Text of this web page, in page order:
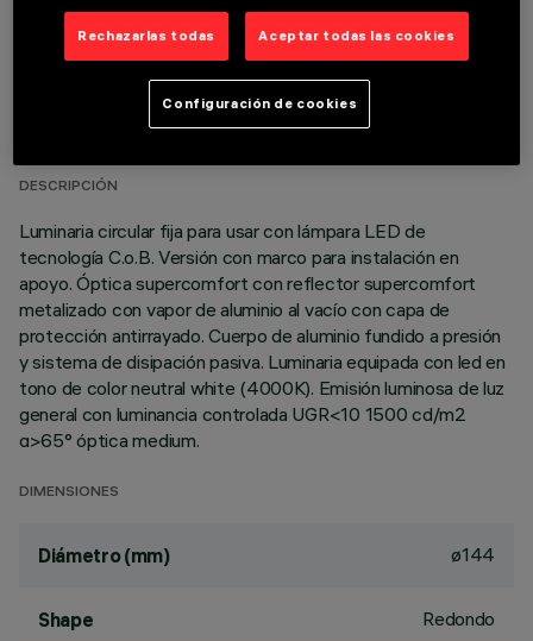
DATOS TÉCNICOS
ÚLTIMA ACTUALIZACIÓN: 07/08/2026
DESCRIPCIÓN
Luminaria circular fija para usar con lámpara LED de
tecnología C.o.B. Versión con marco para instalación en
apoyo. Óptica supercomfort con reflector supercomfort
metalizado con vapor de aluminio al vacío con capa de
protección antirrayado. Cuerpo de aluminio fundido a presión
y sistema de disipación pasiva. Luminaria equipada con led en
tono de color neutral white (4000K). Emisión luminosa de luz
general con luminancia controlada UGR<10 1500 cd/m2
α>65° óptica medium.
DIMENSIONES
Diámetro (mm) ø144
Shape Redondo
Rechazarlas todas Aceptar todas las cookies
Configuración de cookies